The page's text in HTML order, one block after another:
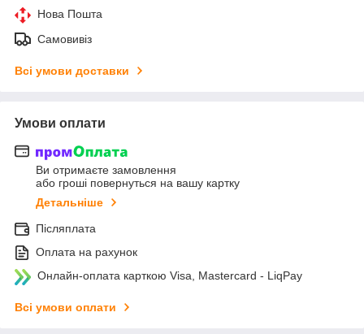
Нова Пошта
Самовивіз
Всі умови доставки
Умови оплати
Ви отримаєте замовлення
або гроші повернуться на вашу картку
Детальніше
Післяплата
Оплата на рахунок
Онлайн-оплата карткою Visa, Mastercard - LiqPay
Всі умови оплати